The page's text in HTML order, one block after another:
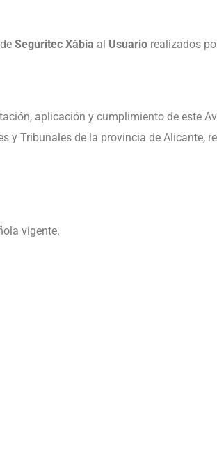
Seguritec Xàbia al Usuario realizados
aplicación y cumplimiento de este
y Tribunales de la provincia de Alicante,
vigente.